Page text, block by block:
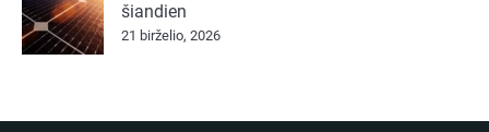
šiandien
21 birželio, 2026